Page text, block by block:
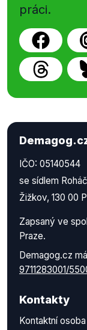
práci.
IČO: 05140544
se sídlem
Žižkov, 130 00
Zapsaný ve
Praze.
Demagog.cz má
9711283001/
Kontakty
Kontaktní osoba